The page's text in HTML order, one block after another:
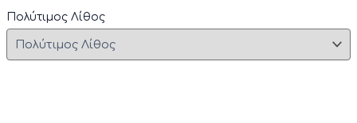
Πολύτιμος Λίθος